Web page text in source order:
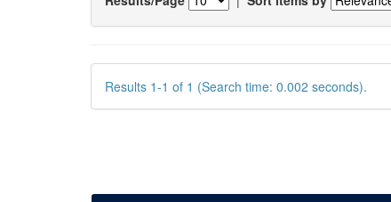
Results 1-1 of 1 (Search time: 0.002 seconds).